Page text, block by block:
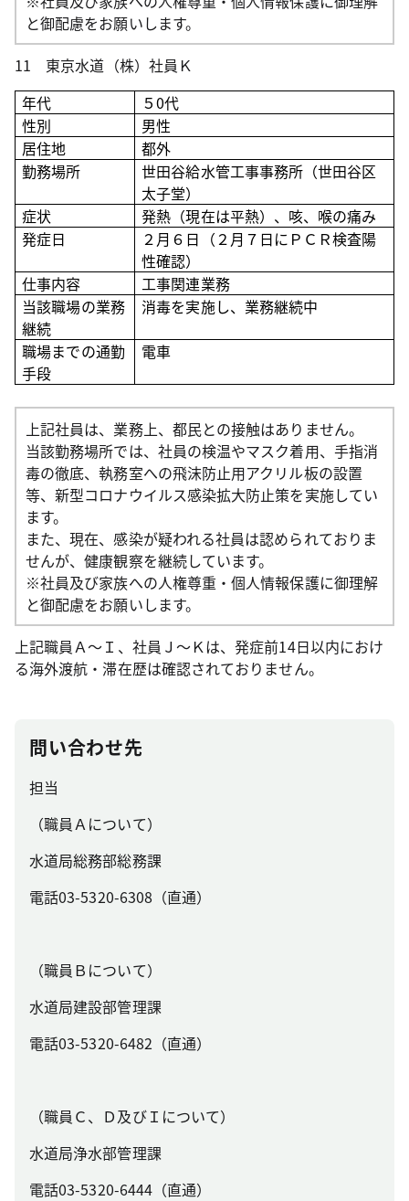
と御配慮をお願いします。
11 東京水道（株）社員Ｋ
年代
５0代
性別
男性
居住地
都外
勤務場所
世田谷給水管工事事務所（世田谷区
太子堂）
症状
発熱（現在は平熱）、咳、喉の痛み
発症日
２月６日（２月７日にＰＣＲ検査陽
性確認）
仕事内容
工事関連業務
当該職場の業務
継続
消毒を実施し、業務継続中
職場までの通勤
手段
電車
上記社員は、業務上、都民との接触はありません。
当該勤務場所では、社員の検温やマスク着用、手指消
毒の徹底、執務室への飛沫防止用アクリル板の設置
等、新型コロナウイルス感染拡大防止策を実施してい
ます。
また、現在、感染が疑われる社員は認められておりま
せんが、健康観察を継続しています。
※社員及び家族への人権尊重・個人情報保護に御理解
と御配慮をお願いします。
上記職員Ａ～Ｉ、社員Ｊ～Ｋは、発症前14日以内におけ
る海外渡航・滞在歴は確認されておりません。
問い合わせ先
担当
（職員Ａについて）
水道局総務部総務課
電話03-5320-6308（直通）
（職員Ｂについて）
水道局建設部管理課
電話03-5320-6482（直通）
（職員Ｃ、Ｄ及びＩについて）
水道局浄水部管理課
電話03-5320-6444（直通）